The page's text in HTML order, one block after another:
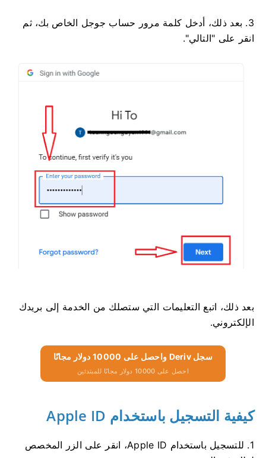
3. بعد ذلك، أدخل كلمة مرور حساب جوجل الخاص بك، ثم
انقر على "التالي".
بعد ذلك، اتبع التعليمات التي ستصلك من الخدمة إلى بريدك
الإلكتروني.
سجل Deriv واحصل على 10000 دولار مجانًا
احصل على 10000 دولار مجانًا للمبتدئين
كيفية التسجيل باستخدام Apple ID
1. للتسجيل باستخدام Apple ID، انقر على الزر المخصص